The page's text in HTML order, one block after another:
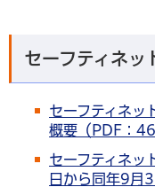
セーフティネッ
セーフティネッ
概要（PDF：
セーフティネッ
日から同年9月